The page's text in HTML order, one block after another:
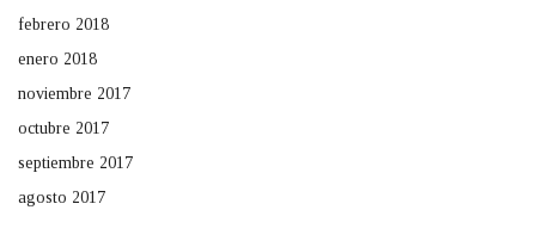
febrero 2018
enero 2018
noviembre 2017
octubre 2017
septiembre 2017
agosto 2017